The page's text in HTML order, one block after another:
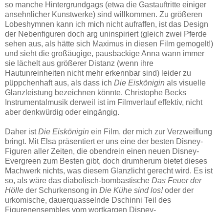
so manche Hintergrundgags (etwa die Gastauftritte einiger
ansehnlicher Kunstwerke) sind willkommen. Zu größeren
Lobeshymnen kann ich mich nicht aufraffen, ist das Design
der Nebenfiguren doch arg uninspiriert (gleich zwei Pferde
sehen aus, als hätte sich Maximus in diesen Film gemogelt!)
und sieht die großäugige, pausbackige Anna wann immer
sie lächelt aus größerer Distanz (wenn ihre
Hautunreinheiten nicht mehr erkennbar sind) leider zu
püppchenhaft aus, als dass ich Die Eiskönigin als visuelle
Glanzleistung bezeichnen könnte. Christophe Becks
Instrumentalmusik derweil ist im Filmverlauf effektiv, nicht
aber denkwürdig oder eingängig.
Daher istDie Eiskönigin ein Film, der mich zur Verzweiflung
bringt. Mit Elsa präsentiert er uns eine der besten Disney-
Figuren aller Zeiten, die obendrein einen neuen Disney-
Evergreen zum Besten gibt, doch drumherum bietet dieses
Machwerk nichts, was diesem Glanzlicht gerecht wird. Es ist
so, als wäre das diabolisch-bombastische Das Feuer der
Hölle der Schurkensong in Die Kühe sind los!oder der
urkomische, dauerquasselnde Dschinni Teil des
Figurenensembles vom wortkargen Disney-